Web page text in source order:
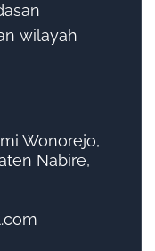
wilayah
Wonorejo,
Nabire,